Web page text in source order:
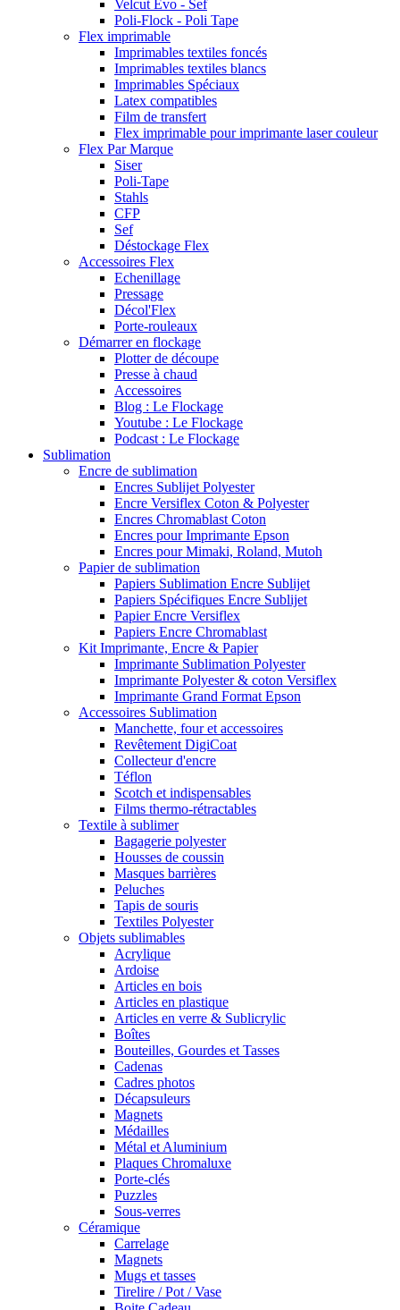
Velcut Evo - Sef
Poli-Flock - Poli Tape
Flex imprimable
Imprimables textiles foncés
Imprimables textiles blancs
Imprimables Spéciaux
Latex compatibles
Film de transfert
Flex imprimable pour imprimante laser couleur
Flex Par Marque
Siser
Poli-Tape
Stahls
CFP
Sef
Déstockage Flex
Accessoires Flex
Echenillage
Pressage
Décol'Flex
Porte-rouleaux
Démarrer en flockage
Plotter de découpe
Presse à chaud
Accessoires
Blog : Le Flockage
Youtube : Le Flockage
Podcast : Le Flockage
Sublimation
Encre de sublimation
Encres Sublijet Polyester
Encre Versiflex Coton & Polyester
Encres Chromablast Coton
Encres pour Imprimante Epson
Encres pour Mimaki, Roland, Mutoh
Papier de sublimation
Papiers Sublimation Encre Sublijet
Papiers Spécifiques Encre Sublijet
Papier Encre Versiflex
Papiers Encre Chromablast
Kit Imprimante, Encre & Papier
Imprimante Sublimation Polyester
Imprimante Polyester & coton Versiflex
Imprimante Grand Format Epson
Accessoires Sublimation
Manchette, four et accessoires
Revêtement DigiCoat
Collecteur d'encre
Téflon
Scotch et indispensables
Films thermo-rétractables
Textile à sublimer
Bagagerie polyester
Housses de coussin
Masques barrières
Peluches
Tapis de souris
Textiles Polyester
Objets sublimables
Acrylique
Ardoise
Articles en bois
Articles en plastique
Articles en verre & Sublicrylic
Boîtes
Bouteilles, Gourdes et Tasses
Cadenas
Cadres photos
Décapsuleurs
Magnets
Médailles
Métal et Aluminium
Plaques Chromaluxe
Porte-clés
Puzzles
Sous-verres
Céramique
Carrelage
Magnets
Mugs et tasses
Tirelire / Pot / Vase